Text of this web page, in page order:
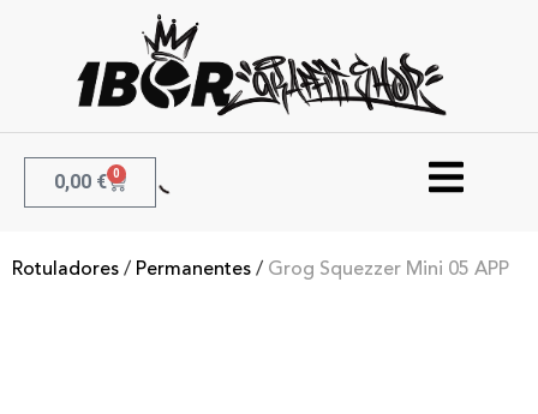
0,00 € 0
Rotuladores / Permanentes / Grog Squezzer Mini 05 APP